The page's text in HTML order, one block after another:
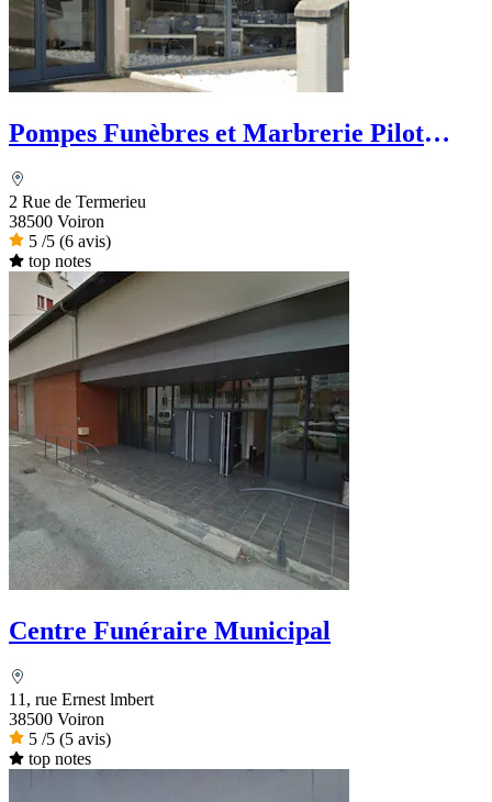
Pompes Funèbres et Marbrerie Pilot
2 Rue de Termerieu
38500 Voiron
5 /5 (6 avis)
top notes
Centre Funéraire Municipal
11, rue Ernest lmbert
38500 Voiron
5 /5 (5 avis)
top notes